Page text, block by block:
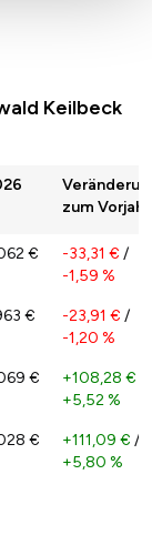
Keilbeck
zum Vorjahr
€ -33,31 € /
-1,59 %
€ -23,91 € /
-1,20 %
€ +108,28 €
+5,52 %
€ +111,09 € /
+5,80 %